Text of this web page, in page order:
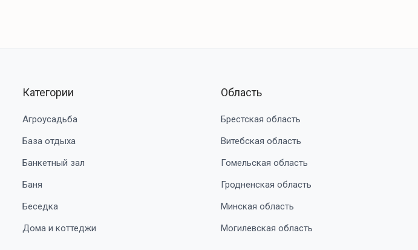
Категории
Агроусадьба
База отдыха
Банкетный зал
Баня
Беседка
Дома и коттеджи
Область
Брестская область
Витебская область
Гомельская область
Гродненская область
Минская область
Могилевская область